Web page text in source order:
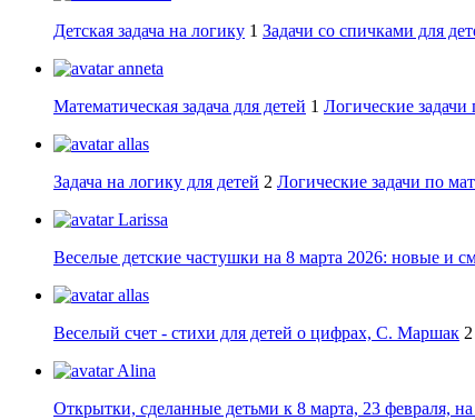
Детская задача на логику 1 Задачи со спичками для
anneta
Математическая задача для детей 1 Логические задачи
allas
Задача на логику для детей 2 Логические задачи по
Larissa
Веселые детские частушки на 8 марта 2026: новые и
allas
Веселый счет - стихи для детей о цифрах, С. Маршак 2
Alina
Открытки, сделанные детьми к 8 марта, 23 февраля,